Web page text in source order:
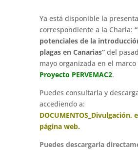
Ya está disponible la
correspondiente a la Charla:
potenciales de la
plagas en Canarias”del
mayo organizada en el marco
Proyecto PERVEMAC2.
Puedes consultarla y
accediendo a:
DOCUMENTOS_Divulgación,
página web.
Puedes descargarla